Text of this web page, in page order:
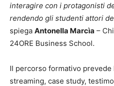
interagire con i protagonisti
rendendo gli studenti attori
spiega Antonella Marcìa –
24ORE Business School.
Il percorso formativo
streaming, case study,